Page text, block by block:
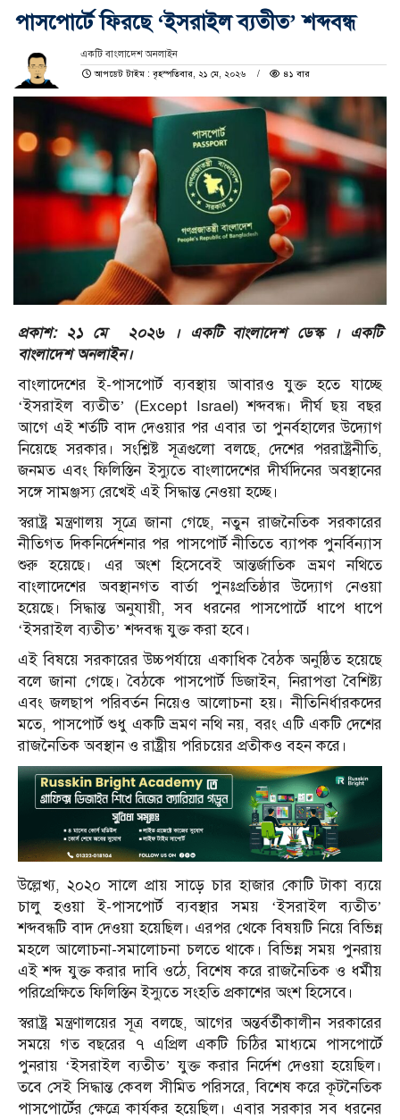
পাসপোর্টে ফিরছে ‘ইসরাইল ব্যতীত’ শব্দবন্ধ
একটি বাংলাদেশ অনলাইন
আপডেট টাইম : বৃহস্পতিবার, ২১ মে, ২০২৬
৪১ বার
প্রকাশ: ২১ মে ২০২৬ । একটি বাংলাদেশ ডেস্ক । একটি
বাংলাদেশ অনলাইন।
বাংলাদেশের ই-পাসপোর্ট ব্যবস্থায় আবারও যুক্ত হতে যাচ্ছে
‘ইসরাইল ব্যতীত’ (Except Israel) শব্দবন্ধ। দীর্ঘ ছয় বছর
আগে এই শর্তটি বাদ দেওয়ার পর এবার তা পুনর্বহালের উদ্যোগ
নিয়েছে সরকার। সংশ্লিষ্ট সূত্রগুলো বলছে, দেশের পররাষ্ট্রনীতি,
জনমত এবং ফিলিস্তিন ইস্যুতে বাংলাদেশের দীর্ঘদিনের অবস্থানের
সঙ্গে সামঞ্জস্য রেখেই এই সিদ্ধান্ত নেওয়া হচ্ছে।
স্বরাষ্ট্র মন্ত্রণালয় সূত্রে জানা গেছে, নতুন রাজনৈতিক সরকারের
নীতিগত দিকনির্দেশনার পর পাসপোর্ট নীতিতে ব্যাপক পুনর্বিন্যাস
শুরু হয়েছে। এর অংশ হিসেবেই আন্তর্জাতিক ভ্রমণ নথিতে
বাংলাদেশের অবস্থানগত বার্তা পুনঃপ্রতিষ্ঠার উদ্যোগ নেওয়া
হয়েছে। সিদ্ধান্ত অনুযায়ী, সব ধরনের পাসপোর্টে ধাপে ধাপে
‘ইসরাইল ব্যতীত’ শব্দবন্ধ যুক্ত করা হবে।
এই বিষয়ে সরকারের উচ্চপর্যায়ে একাধিক বৈঠক অনুষ্ঠিত হয়েছে
বলে জানা গেছে। বৈঠকে পাসপোর্ট ডিজাইন, নিরাপত্তা বৈশিষ্ট্য
এবং জলছাপ পরিবর্তন নিয়েও আলোচনা হয়। নীতিনির্ধারকদের
মতে, পাসপোর্ট শুধু একটি ভ্রমণ নথি নয়, বরং এটি একটি দেশের
রাজনৈতিক অবস্থান ও রাষ্ট্রীয় পরিচয়ের প্রতীকও বহন করে।
উল্লেখ্য, ২০২০ সালে প্রায় সাড়ে চার হাজার কোটি টাকা ব্যয়ে
চালু হওয়া ই-পাসপোর্ট ব্যবস্থার সময় ‘ইসরাইল ব্যতীত’
শব্দবন্ধটি বাদ দেওয়া হয়েছিল। এরপর থেকে বিষয়টি নিয়ে বিভিন্ন
মহলে আলোচনা-সমালোচনা চলতে থাকে। বিভিন্ন সময় পুনরায়
এই শব্দ যুক্ত করার দাবি ওঠে, বিশেষ করে রাজনৈতিক ও ধর্মীয়
পরিপ্রেক্ষিতে ফিলিস্তিন ইস্যুতে সংহতি প্রকাশের অংশ হিসেবে।
স্বরাষ্ট্র মন্ত্রণালয়ের সূত্র বলছে, আগের অন্তর্বর্তীকালীন সরকারের
সময়ে গত বছরের ৭ এপ্রিল একটি চিঠির মাধ্যমে পাসপোর্টে
পুনরায় ‘ইসরাইল ব্যতীত’ যুক্ত করার নির্দেশ দেওয়া হয়েছিল।
তবে সেই সিদ্ধান্ত কেবল সীমিত পরিসরে, বিশেষ করে কূটনৈতিক
পাসপোর্টের ক্ষেত্রে কার্যকর হয়েছিল। এবার সরকার সব ধরনের